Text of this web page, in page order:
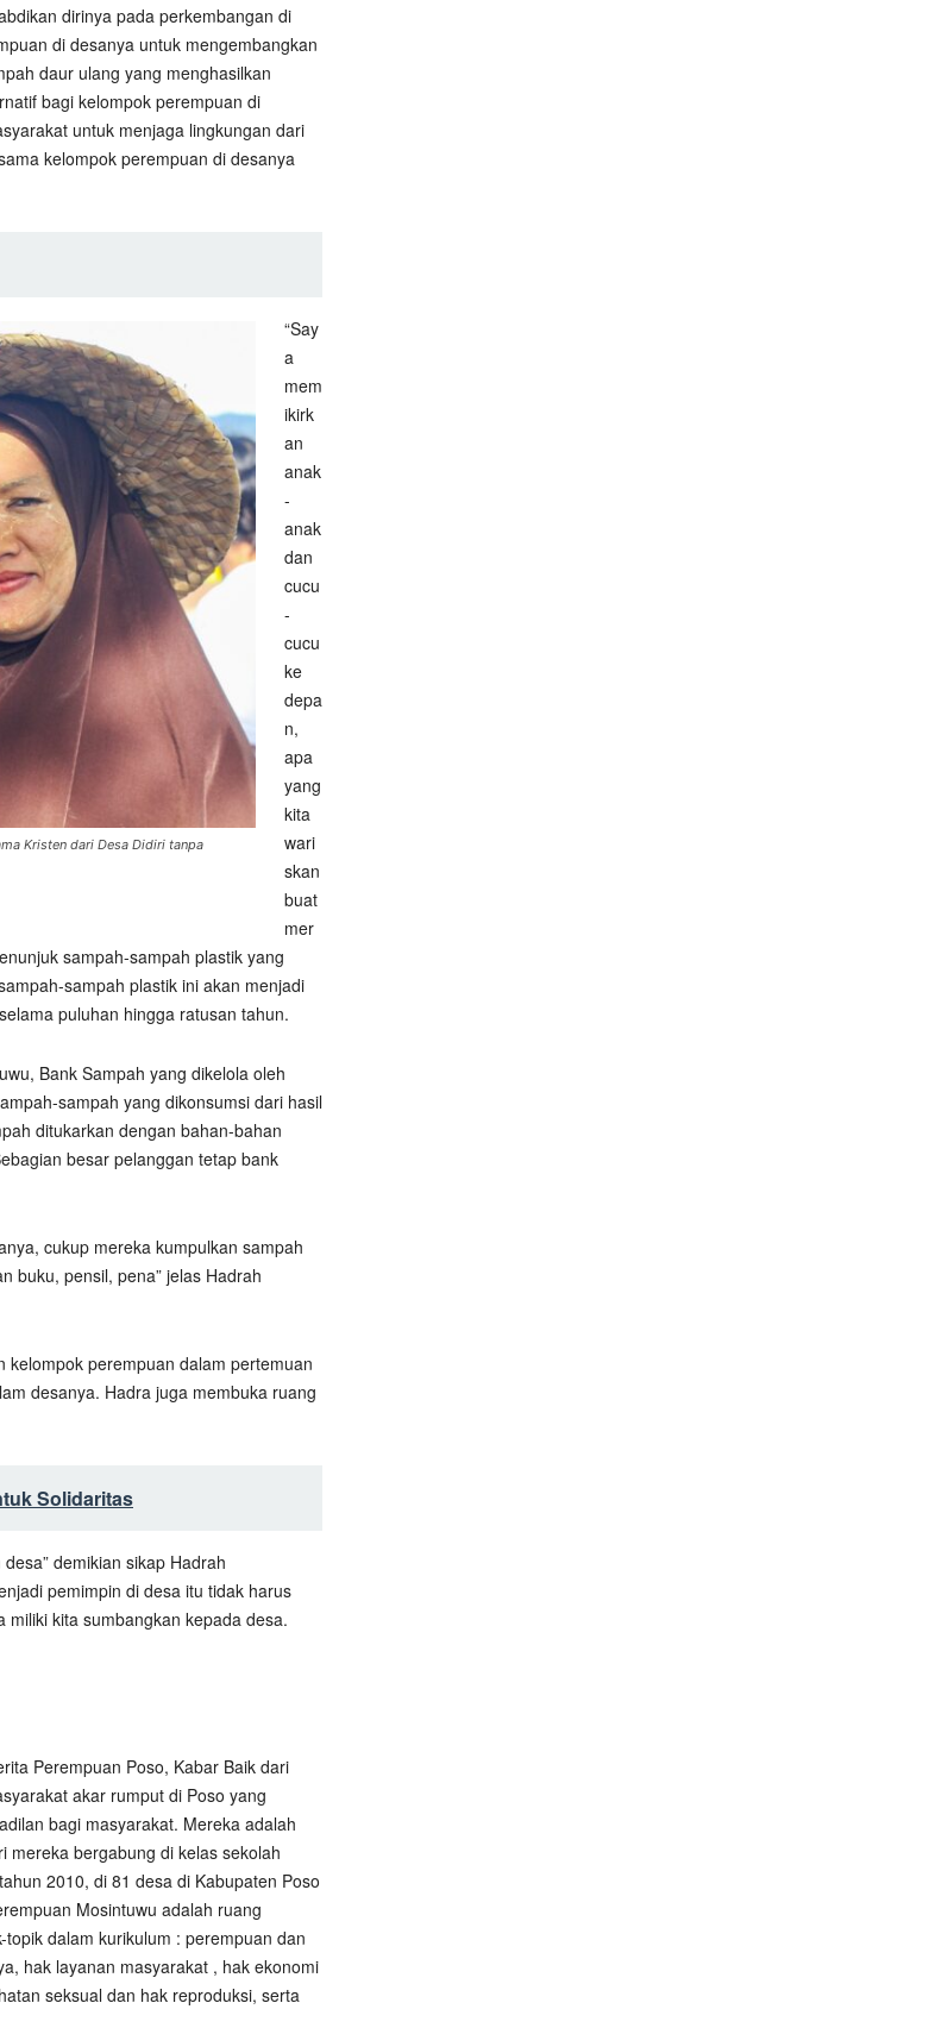
dirinya pada perkembangan di
di desanya untuk mengembangkan
daur ulang yang menghasilkan
bagi kelompok perempuan di
untuk menjaga lingkungan dari
kelompok perempuan di desanya
Kristen dari Desa Didiri tanpa
“Say
a
mem
ikirk
an
anak
-
anak
dan
cucu
-
cucu
ke
depa
n,
apa
yang
kita
wari
skan
buat
mer
sampah-sampah plastik yang
sampah plastik ini akan menjadi
puluhan hingga ratusan tahun.
Bank Sampah yang dikelola oleh
sampah yang dikonsumsi dari hasil
ditukarkan dengan bahan-bahan
besar pelanggan tetap bank
cukup mereka kumpulkan sampah
buku, pensil, pena” jelas Hadrah
kelompok perempuan dalam pertemuan
desanya. Hadra juga membuka ruang
Solidaritas
demikian sikap Hadrah
pemimpin di desa itu tidak harus
kita sumbangkan kepada desa.
Perempuan Poso, Kabar Baik dari
akar rumput di Poso yang
bagi masyarakat. Mereka adalah
mereka bergabung di kelas sekolah
2010, di 81 desa di Kabupaten Poso
Mosintuwu adalah ruang
dalam kurikulum : perempuan dan
hak layanan masyarakat , hak ekonomi
seksual dan hak reproduksi, serta